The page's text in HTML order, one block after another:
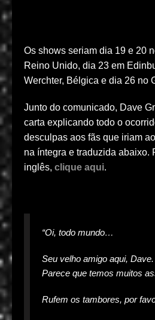
Os shows seriam dia 19 e 20
Reino Unido, dia 23 em
Werchter, Bélgica e dia 26 no
Junto do comunicado, Dave
carta explicando todo o
desculpas aos fãs que iriam
na íntegra e traduzida abaixo.
inglês, clique aqui.
“Oi, todo mundo…
Seu velho amigo aqui,
Parece que temos muitos
Rufem os tambores, por